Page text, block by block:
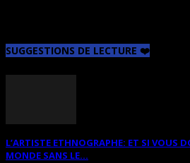
SUGGESTIONS DE LECTURE ❤️
L’ARTISTE ETHNOGRAPHE: ET SI VOUS
MONDE SANS LE...